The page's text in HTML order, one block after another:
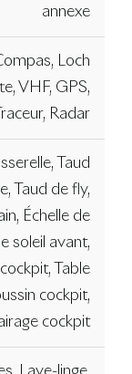
annexe
Loch
VHF, GPS,
Traceur, Radar
Taud
Taud de fly,
Échelle de
soleil avant,
Table
cockpit,
cockpit